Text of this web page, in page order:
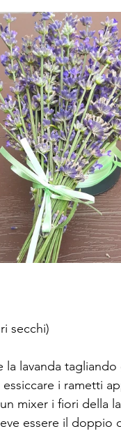
secchi)
la lavanda
i rametti
mixer i fiori della
essere il doppio